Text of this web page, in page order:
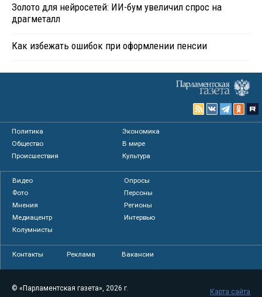
Золото для нейросетей: ИИ-бум увеличил спрос на
драгметалл
Как избежать ошибок при оформлении пенсии
Политика
Экономика
Общество
В мире
Происшествия
Культура
Видео
Опросы
Фото
Персоны
Мнения
Регионы
Медиацентр
Интервью
Колумнисты
Контакты Реклама Вакансии
© «Парламентская газета», 2026 г.
Карта сайта